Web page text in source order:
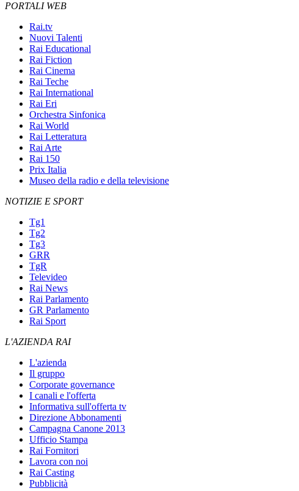
PORTALI WEB
Rai.tv
Nuovi Talenti
Rai Educational
Rai Fiction
Rai Cinema
Rai Teche
Rai International
Rai Eri
Orchestra Sinfonica
Rai World
Rai Letteratura
Rai Arte
Rai 150
Prix Italia
Museo della radio e della televisione
NOTIZIE E SPORT
Tg1
Tg2
Tg3
GRR
TgR
Televideo
Rai News
Rai Parlamento
GR Parlamento
Rai Sport
L'AZIENDA RAI
L'azienda
Il gruppo
Corporate governance
I canali e l'offerta
Informativa sull'offerta tv
Direzione Abbonamenti
Campagna Canone 2013
Ufficio Stampa
Rai Fornitori
Lavora con noi
Rai Casting
Pubblicità